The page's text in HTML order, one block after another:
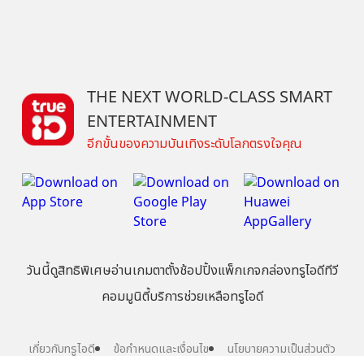
THE NEXT WORLD-CLASS SMART
ENTERTAINMENT
อีกขั้นของความบันเทิงระดับโลกตรงใจคุณ
วันนี้ดูสิทธิพิเศษอ่านเกมตาตั้งช้อปปิ้งแพ็กเกจกล่องทรูไอดีทีวี
คอมมูนิตี้บริการช่วยเหลือทรูไอดี
เกี่ยวกับทรูไอดี ข้อกำหนดและเงื่อนไข นโยบายความเป็นส่วนตัว